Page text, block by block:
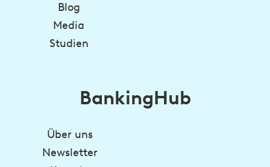
Blog
Media
Studien
BankingHub
Über uns
Newsletter